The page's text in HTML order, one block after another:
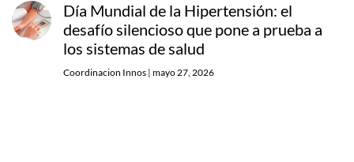
Día Mundial de la Hipertensión: el
desafío silencioso que pone a prueba a
los sistemas de salud
Coordinacion Innos | mayo 27, 2026